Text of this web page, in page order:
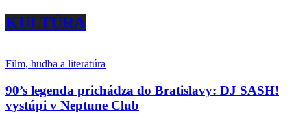
KULTÚRA
Film, hudba a literatúra
90’s legenda prichádza do Bratislavy: DJ SASH!
vystúpi v Neptune Club